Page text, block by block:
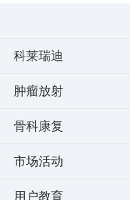
科莱瑞迪
肿瘤放射
骨科康复
市场活动
用户教育